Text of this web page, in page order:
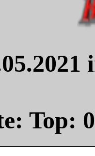
Top: 0